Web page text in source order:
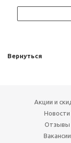
Вернуться
Акции и
Новости
Отзывы
Вакансии